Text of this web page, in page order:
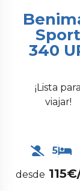
Sport
340
¡Lista para
viajar!
5
desde